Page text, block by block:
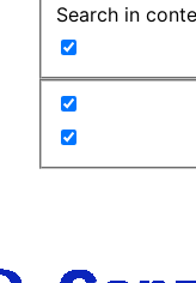
Search in